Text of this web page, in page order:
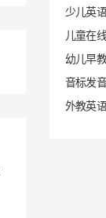
少儿英
儿童在
幼儿早
外教英